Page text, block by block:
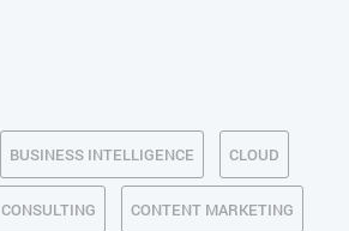
BUSINESS INTELLIGENCE CLOUD
CONSULTING CONTENT MARKETING